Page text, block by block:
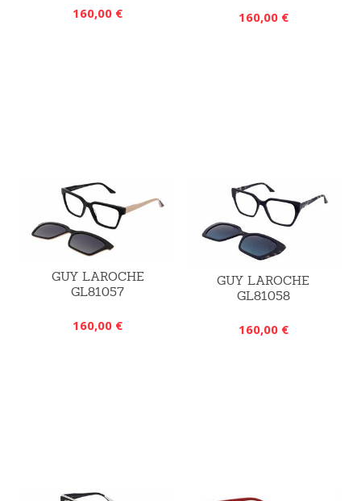
160,00 € 160,00 €
GUY LAROCHE
GL81057
160,00 €
GUY LAROCHE
GL81058
160,00 €